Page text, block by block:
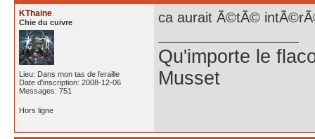
KThaine
Chie du cuivre
Lieu: Dans mon tas de feraille
Date d'inscription: 2008-12-06
Messages: 751
ca aurait Ã©tÃ©
Qu'importe le
Musset
Hors ligne